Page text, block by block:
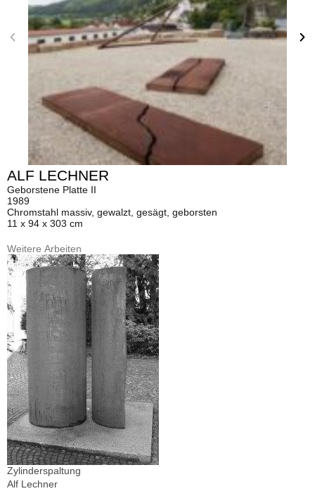
ALF LECHNER
Geborstene Platte II
1989
Chromstahl massiv, gewalzt, gesägt, geborsten
11 x 94 x 303 cm
Weitere Arbeiten
Zylinderspaltung
Alf Lechner